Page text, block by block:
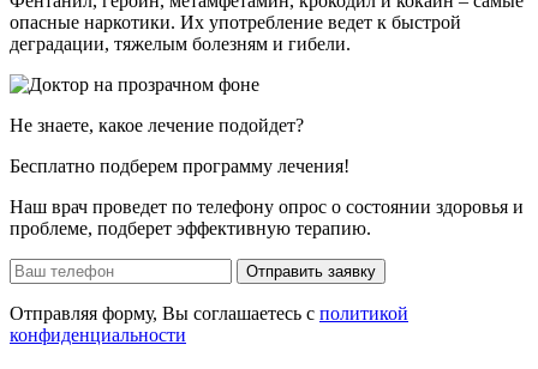
опасные наркотики. Их употребление ведет к быстрой
деградации, тяжелым болезням и гибели.
Не знаете, какое лечение подойдет?
Бесплатно подберем программу лечения!
Наш врач проведет по телефону опрос о состоянии здоровья и
проблеме, подберет эффективную терапию.
Отправить заявку
Отправляя форму, Вы соглашаетесь с политикой
конфиденциальности